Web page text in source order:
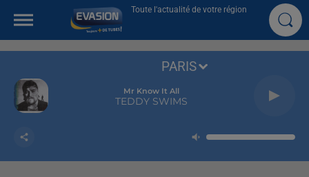
Toute l'actualité de votre région
Mr Know It All
TEDDY SWIMS
PARIS